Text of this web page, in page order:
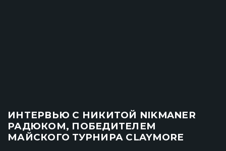
ИНТЕРВЬЮ С НИКИТОЙ NIKMANER
РАДЮКОМ, ПОБЕДИТЕЛЕМ
МАЙСКОГО ТУРНИРА CLAYMORE